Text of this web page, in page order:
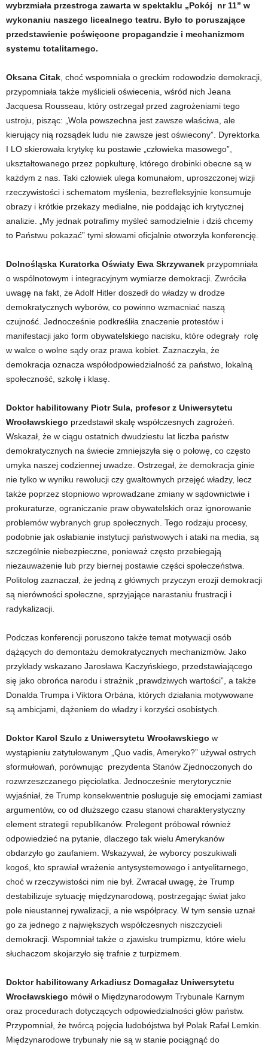
wybrzmiała przestroga zawarta w spektaklu „Pokój nr 11” w
wykonaniu naszego licealnego teatru. Było to poruszające
przedstawienie poświęcone propagandzie i mechanizmom
systemu totalitarnego.
Oksana Citak , choć wspomniała o greckim rodowodzie demokracji,
przypomniała także myślicieli oświecenia, wśród nich Jeana
Jacquesa Rousseau, który ostrzegał przed zagrożeniami tego
ustroju, pisząc: „Wola powszechna jest zawsze właściwa, ale
kierujący nią rozsądek ludu nie zawsze jest oświecony”. Dyrektorka
I LO skierowała krytykę ku postawie „człowieka masowego”,
ukształtowanego przez popkulturę, którego drobinki obecne są w
każdym z nas. Taki człowiek ulega komunałom, uproszczonej wizji
rzeczywistości i schematom myślenia, bezrefleksyjnie konsumuje
obrazy i krótkie przekazy medialne, nie poddając ich krytycznej
analizie. „My jednak potrafimy myśleć samodzielnie i dziś chcemy
to Państwu pokazać” tymi słowami oficjalnie otworzyła konferencję.
Dolnośląska Kuratorka Oświaty Ewa Skrzywanek przypomniała
o wspólnotowym i integracyjnym wymiarze demokracji. Zwróciła
uwagę na fakt, że Adolf Hitler doszedł do władzy w drodze
demokratycznych wyborów, co powinno wzmacniać naszą
czujność. Jednocześnie podkreśliła znaczenie protestów i
manifestacji jako form obywatelskiego nacisku, które odegrały rolę
w walce o wolne sądy oraz prawa kobiet. Zaznaczyła, że
demokracja oznacza współodpowiedzialność za państwo, lokalną
społeczność, szkołę i klasę.
Doktor habilitowany Piotr Sula, profesor z Uniwersytetu
Wrocławskiego przedstawił skalę współczesnych zagrożeń.
Wskazał, że w ciągu ostatnich dwudziestu lat liczba państw
demokratycznych na świecie zmniejszyła się o połowę, co często
umyka naszej codziennej uwadze. Ostrzegał, że demokracja ginie
nie tylko w wyniku rewolucji czy gwałtownych przejęć władzy, lecz
także poprzez stopniowo wprowadzane zmiany w sądownictwie i
prokuraturze, ograniczanie praw obywatelskich oraz ignorowanie
problemów wybranych grup społecznych. Tego rodzaju procesy,
podobnie jak osłabianie instytucji państwowych i ataki na media, są
szczególnie niebezpieczne, ponieważ często przebiegają
niezauważenie lub przy biernej postawie części społeczeństwa.
Politolog zaznaczał, że jedną z głównych przyczyn erozji demokracji
są nierówności społeczne, sprzyjające narastaniu frustracji i
radykalizacji.
Podczas konferencji poruszono także temat motywacji osób
dążących do demontażu demokratycznych mechanizmów. Jako
przykłady wskazano Jarosława Kaczyńskiego, przedstawiającego
się jako obrońca narodu i strażnik „prawdziwych wartości”, a także
Donalda Trumpa i Viktora Orbána, których działania motywowane
są ambicjami, dążeniem do władzy i korzyści osobistych.
Doktor Karol Szulc z Uniwersytetu Wrocławskiego w
wystąpieniu zatytułowanym „Quo vadis, Ameryko?” używał ostrych
sformułowań, porównując prezydenta Stanów Zjednoczonych do
rozwrzeszczanego pięciolatka. Jednocześnie merytorycznie
wyjaśniał, że Trump konsekwentnie posługuje się emocjami zamiast
argumentów, co od dłuższego czasu stanowi charakterystyczny
element strategii republikanów. Prelegent próbował również
odpowiedzieć na pytanie, dlaczego tak wielu Amerykanów
obdarzyło go zaufaniem. Wskazywał, że wyborcy poszukiwali
kogoś, kto sprawiał wrażenie antysystemowego i antyelitarnego,
choć w rzeczywistości nim nie był. Zwracał uwagę, że Trump
destabilizuje sytuację międzynarodową, postrzegając świat jako
pole nieustannej rywalizacji, a nie współpracy. W tym sensie uznał
go za jednego z największych współczesnych niszczycieli
demokracji. Wspomniał także o zjawisku trumpizmu, które wielu
słuchaczom skojarzyło się trafnie z turpizmem.
Doktor habilitowany Arkadiusz Domagałaz Uniwersytetu
Wrocławskiego mówił o Międzynarodowym Trybunale Karnym
oraz procedurach dotyczących odpowiedzialności głów państw.
Przypomniał, że twórcą pojęcia ludobójstwa był Polak Rafał Lemkin.
Międzynarodowe trybunały nie są w stanie pociągnąć do